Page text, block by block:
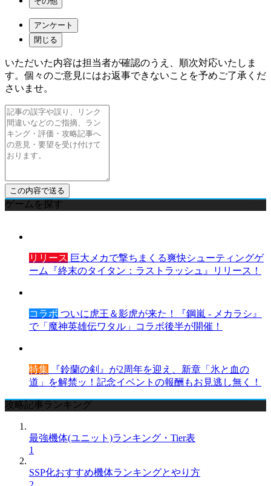
アンケート
閉じる
いただいた内容は担当者が確認のうえ、順次対応いたしま
す。個々のご意見にはお返事できないことを予めご了承くだ
さいませ。
ゲームを探す
リリース 巨大メカで撃ちまくる爽快シューティングゲ
ーム『終末のタイタン：ラストラッシュ』リリース！
コラボ ついに虎王＆影虎が来た！『鋼嵐 - メカラシ』
で「魔神英雄伝ワタル」コラボ後半が開催！
特集 『鈴蘭の剣』が2周年を迎え、新章「氷と血の
道」を解禁ッ！記念イベントの報酬もお見逃し無く！
攻略記事ランキング
最強機体(ユニット)ランキング・Tier表
1
SSP化おすすめ機体ランキングとやり方